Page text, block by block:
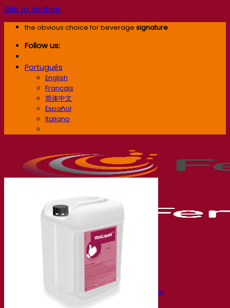
Skip to content
the obvious choice for beverage signature
Follow us:
Português
English
Français
简体中文
Español
Italiano
Especialista em fermentação
O Campus Fermentis